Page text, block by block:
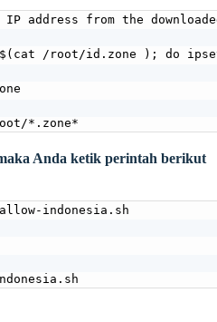
IP address from the
/root/id.zone ); do ipset
*.zone*
Anda ketik perintah berikut
allow-indonesia.sh